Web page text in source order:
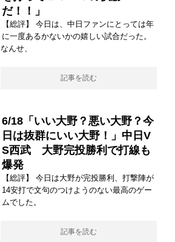
だ！！」
【総評】 今日は、中日ファンにとっては年
に一度あるかないかの嬉しい試合だった。
なんせ、
記事を読む
6/18「いい大野？悪い大野？今
日は抜群にいい大野！」中日V
S西武 大野完投勝利で打線も
爆発
【総評】 今日は大野が完投勝利、打撃陣が
14安打で文句のつけようのない最高のゲー
ムでした。
記事を読む